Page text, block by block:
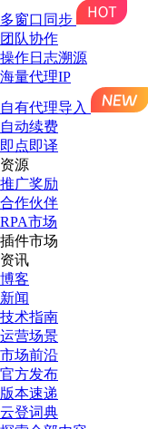
多窗口同步
团队协作
操作日志溯源
海量代理IP
自有代理导入
自动续费
即点即译
资源
推广奖励
合作伙伴
RPA市场
插件市场
资讯
博客
新闻
技术指南
运营场景
市场前沿
官方发布
版本速递
云登词典